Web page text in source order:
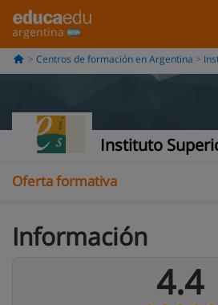
argentina
Centros de formación en Argentina
Instituto
Opiniones
Oferta formativa
Información
4.4